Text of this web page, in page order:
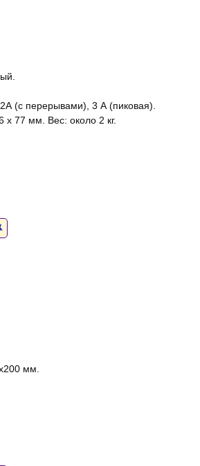
(с перерывами), 3 А (пиковая).
77 мм. Вес: около 2 кг.
мм.